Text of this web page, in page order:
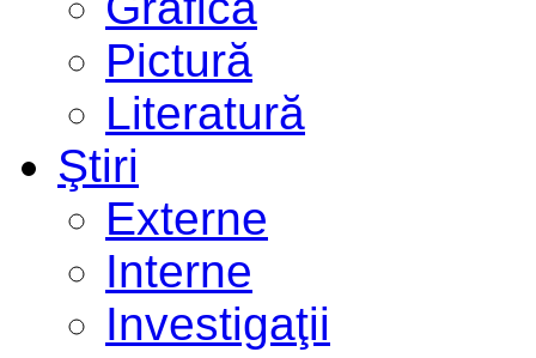
Pictură
Literatură
Ştiri
Externe
Interne
Investigaţii